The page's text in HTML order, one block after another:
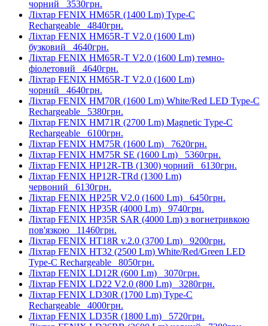
чорний 3530грн.
Ліхтар FENIX HM65R (1400 Lm) Type-C
Rechargeable 4840грн.
Ліхтар FENIX HM65R-T V2.0 (1600 Lm)
бузковий 4640грн.
Ліхтар FENIX HM65R-T V2.0 (1600 Lm) темно-
фіолетовий 4640грн.
Ліхтар FENIX HM65R-T V2.0 (1600 Lm)
чорний 4640грн.
Ліхтар FENIX HM70R (1600 Lm) White/Red LED Type-C
Rechargeable 5380грн.
Ліхтар FENIX HM71R (2700 Lm) Magnetic Type-C
Rechargeable 6100грн.
Ліхтар FENIX HM75R (1600 Lm) 7620грн.
Ліхтар FENIX HM75R SE (1600 Lm) 5360грн.
Ліхтар FENIX HP12R-TB (1300) чорний 6130грн.
Ліхтар FENIX HP12R-TRd (1300 Lm)
червоний 6130грн.
Ліхтар FENIX HP25R V2.0 (1600 Lm) 6450грн.
Ліхтар FENIX HP35R (4000 Lm) 9740грн.
Ліхтар FENIX HP35R SAR (4000 Lm) з вогнетривкою
пов'язкою 11460грн.
Ліхтар FENIX HT18R v.2.0 (3700 Lm) 9200грн.
Ліхтар FENIX HT32 (2500 Lm) White/Red/Green LED
Type-C Rechargeable 8050грн.
Ліхтар FENIX LD12R (600 Lm) 3070грн.
Ліхтар FENIX LD22 V2.0 (800 Lm) 3280грн.
Ліхтар FENIX LD30R (1700 Lm) Type-C
Rechargeable 4000грн.
Ліхтар FENIX LD35R (1800 Lm) 5720грн.